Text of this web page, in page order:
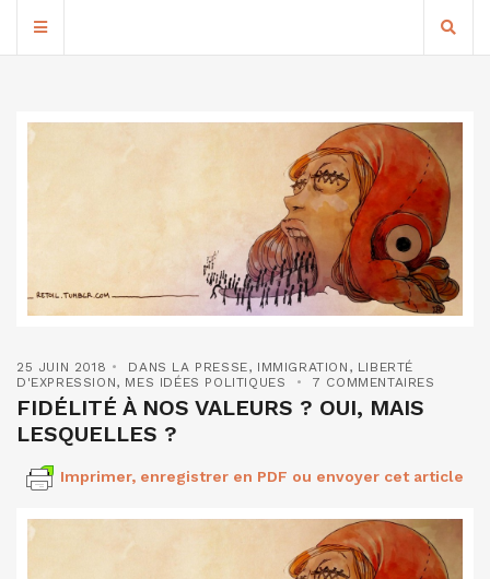
25 JUIN 2018 DANS LA PRESSE, IMMIGRATION , LIBERTÉ
D'EXPRESSION, MES IDÉES POLITIQUES 7 COMMENTAIRES
FIDÉLITÉ À NOS VALEURS ? OUI, MAIS
LESQUELLES ?
Imprimer, enregistrer en PDF ou envoyer cet article